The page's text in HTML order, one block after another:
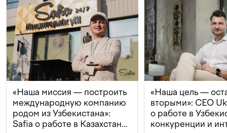
«Наша миссия — построить
международную компанию
родом из Узбекистана»:
Safia о работе в Казахстане,
«Наша цель —
вторыми»: CEO
о работе в
конкуренции и